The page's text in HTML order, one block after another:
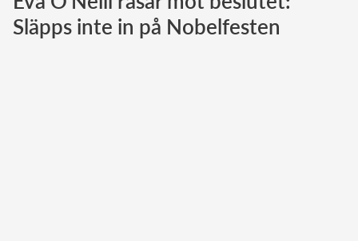
Norska kungahuset
Släpps inte in på Nobelfesten